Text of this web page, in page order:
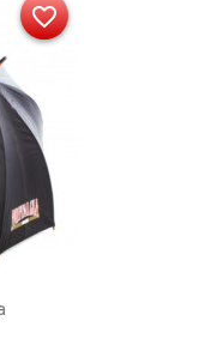
favorite_border